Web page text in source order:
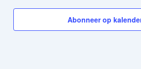
Abonneer op